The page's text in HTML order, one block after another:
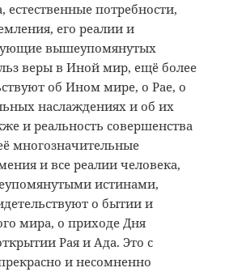
естественные потребности,
его реалии и
вышеупомянутых
веры в Иной мир, ещё более
об Ином мире, о Рае, о
наслаждениях и об их
и реальность совершенства
многозначительные
и все реалии человека,
истинами,
о бытии и
мира, о приходе Дня
Рая и Ада. Это с
и несомненно